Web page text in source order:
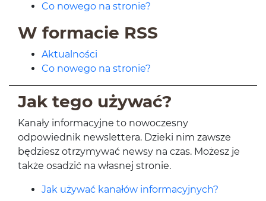
Co nowego na stronie?
W formacie RSS
Aktualności
Co nowego na stronie?
Jak tego używać?
Kanały informacyjne to nowoczesny
odpowiednik newslettera. Dzieki nim zawsze
będziesz otrzymywać newsy na czas. Możesz je
także osadzić na własnej stronie.
Jak używać kanałów informacyjnych?